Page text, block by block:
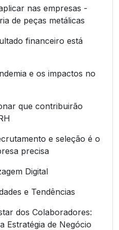
nas empresas -
de peças metálicas
financeiro está
e os impactos no
que contribuirão
e seleção é o
precisa
Digital
e Tendências
dos Colaboradores:
Estratégia de Negócio